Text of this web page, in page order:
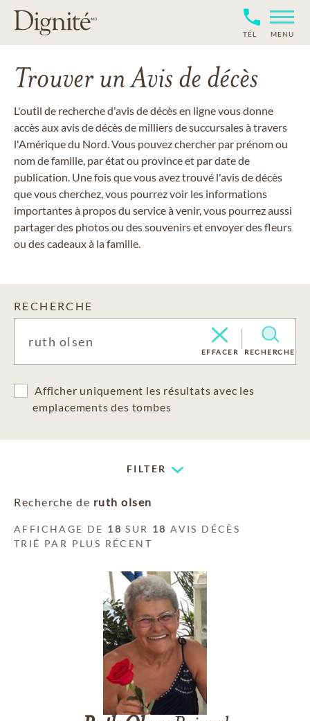
TÉL MENU
Trouver un Avis de décès
L'outil de recherche d'avis de décès en ligne vous donne
accès aux avis de décès de milliers de succursales à travers
l'Amérique du Nord. Vous pouvez chercher par prénom ou
nom de famille, par état ou province et par date de
publication. Une fois que vous avez trouvé l'avis de décès
que vous cherchez, vous pourrez voir les informations
importantes à propos du service à venir, vous pourrez aussi
partager des photos ou des souvenirs et envoyer des fleurs
ou des cadeaux à la famille.
RECHERCHE
EFFACER RECHERCHE
Afficher uniquement les résultats avec les
emplacements des tombes
FILTER
Recherche de ruth olsen
AFFICHAGE DE 18 SUR 18 AVIS DÉCÈS
TRIÉ PAR PLUS RÉCENT